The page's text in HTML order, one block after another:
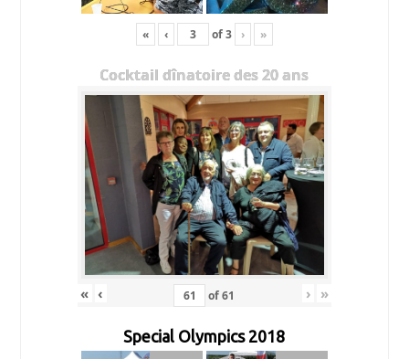
« ‹ of3 › »
Cocktail dînatoire des 20 ans
« ‹ of61 › »
Special Olympics 2018